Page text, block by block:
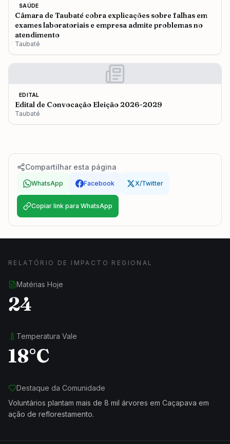
SAÚDE
Câmara de Taubaté cobra explicações sobre falhas em
exames laboratoriais e empresa admite problemas no
atendimento
Taubaté
EDITAL
Edital de Convocação Eleição 2026-2029
Taubaté
Compartilhar esta página
WhatsApp Facebook X/Twitter
Copiar link para WhatsApp
RELATÓRIO DE IMPACTO REGIONAL
Matérias Hoje
24
Temperatura Vale
18°C
Destaque da Comunidade
Voluntários plantam mais de 8 mil árvores em Caçapava em
ação de reflorestamento.